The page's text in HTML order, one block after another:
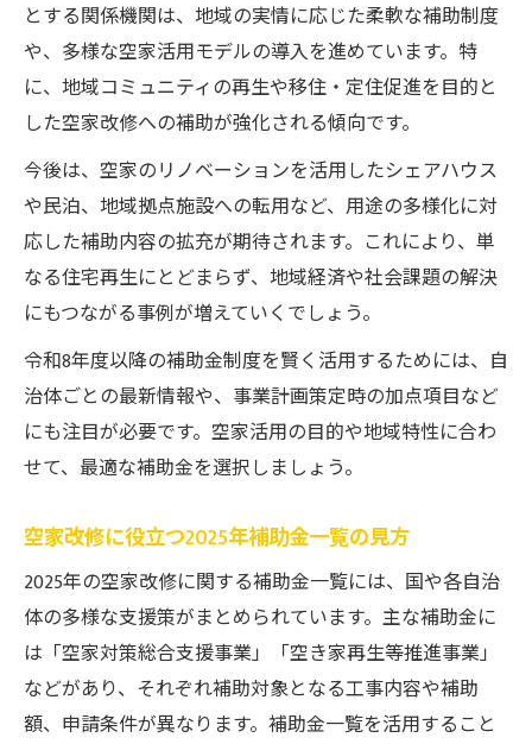
とする関係機関は、地域の実情に応じた柔軟な補助制度
や、多様な空家活用モデルの導入を進めています。特
に、地域コミュニティの再生や移住・定住促進を目的と
した空家改修への補助が強化される傾向です。
今後は、空家のリノベーションを活用したシェアハウス
や民泊、地域拠点施設への転用など、用途の多様化に対
応した補助内容の拡充が期待されます。これにより、単
なる住宅再生にとどまらず、地域経済や社会課題の解決
にもつながる事例が増えていくでしょう。
令和8年度以降の補助金制度を賢く活用するためには、自
治体ごとの最新情報や、事業計画策定時の加点項目など
にも注目が必要です。空家活用の目的や地域特性に合わ
せて、最適な補助金を選択しましょう。
空家改修に役立つ2025年補助金一覧の見方
2025年の空家改修に関する補助金一覧には、国や各自治
体の多様な支援策がまとめられています。主な補助金に
は「空家対策総合支援事業」「空き家再生等推進事業」
などがあり、それぞれ補助対象となる工事内容や補助
額、申請条件が異なります。補助金一覧を活用すること